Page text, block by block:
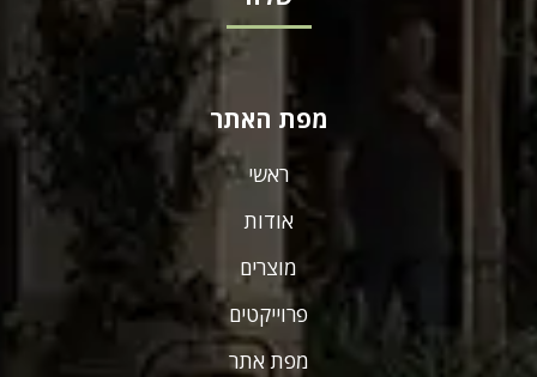
מפת האתר
ראשי
אודות
מוצרים
פרוייקטים
מפת אתר